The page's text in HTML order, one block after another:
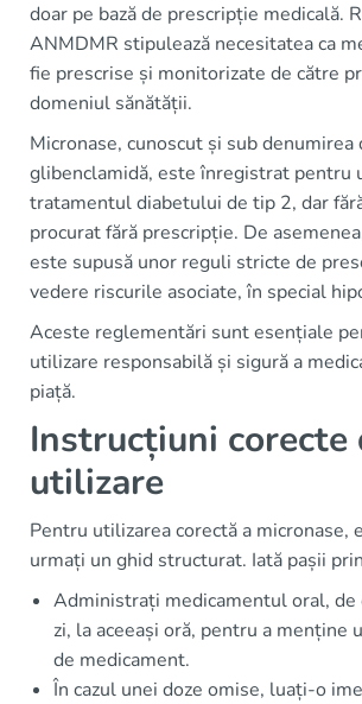
doar pe bază de prescripție medicală.
ANMDMR stipulează necesitatea ca
fie prescrise și monitorizate de către
domeniul sănătății.
Micronase, cunoscut și sub denumirea
glibenclamidă, este înregistrat pentru
tratamentul diabetului de tip 2, dar
procurat fără prescripție. De
este supusă unor reguli stricte de
vedere riscurile asociate, în special
Aceste reglementări sunt esențiale
utilizare responsabilă și sigură a
piață.
Instrucțiuni corecte
utilizare
Pentru utilizarea corectă a micronase,
urmați un ghid structurat. Iată pașii
Administrați medicamentul oral, de
zi, la aceeași oră, pentru a menține
de medicament.
În cazul unei doze omise, luați-o